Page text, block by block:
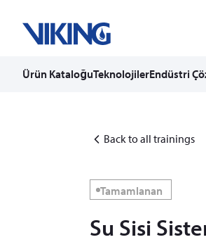
Ürün KataloğuTeknolojilerEndüstri
Back to all trainings
Tamamlanan
Su Sisi